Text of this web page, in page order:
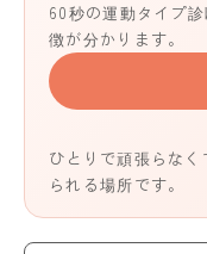
60秒の運動タイプ
徴が分かります。
ひとりで頑張らな
られる場所です。